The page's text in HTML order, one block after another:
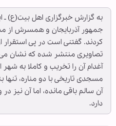
به گزارش خبرگزاری اهل بیت(ع) ـ
جمهور آذربایجان و همسرش از
کردند. گفتنی است در پی استقرار
تصاویری منتشر شده که نشان
آغدام آن را تخریب و کاملا به
مسجدی تاریخی با دو مناره، تنها
آن سالم باقی مانده، اما آن نیز
دارد.